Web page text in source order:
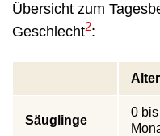
Übersicht zum
Geschlecht2:
Alter
Säuglinge
0